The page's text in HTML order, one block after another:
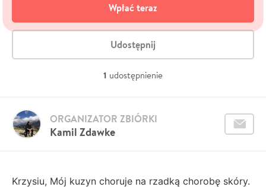
Wpłać teraz
Udostępnij
1 udostępnienie
Kamil Zdawke
ORGANIZATOR ZBIÓRKI
Krzysiu, Mój kuzyn choruje na rzadką chorobę skóry.